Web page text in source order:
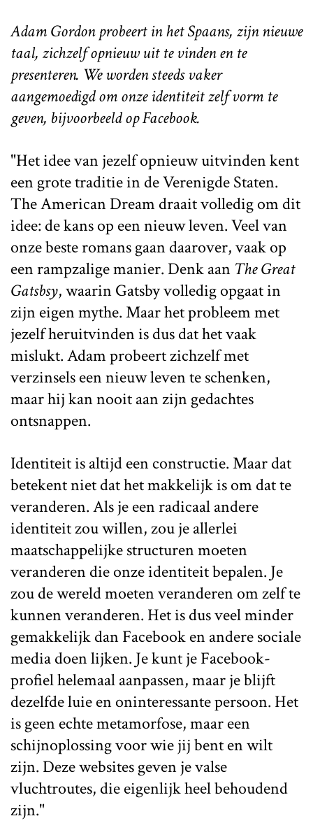
Adam Gordon probeert in het Spaans, zijn nieuwe
taal, zichzelf opnieuw uit te vinden en te
presenteren. We worden steeds vaker
aangemoedigd om onze identiteit zelf vorm te
geven, bijvoorbeeld op Facebook.
"Het idee van jezelf opnieuw uitvinden kent
een grote traditie in de Verenigde Staten.
The American Dream draait volledig om dit
idee: de kans op een nieuw leven. Veel van
onze beste romans gaan daarover, vaak op
een rampzalige manier. Denk aan The Great
Gatsbsy, waarin Gatsby volledig opgaat in
zijn eigen mythe. Maar het probleem met
jezelf heruitvinden is dus dat het vaak
mislukt. Adam probeert zichzelf met
verzinsels een nieuw leven te schenken,
maar hij kan nooit aan zijn gedachtes
ontsnappen.
Identiteit is altijd een constructie. Maar dat
betekent niet dat het makkelijk is om dat te
veranderen. Als je een radicaal andere
identiteit zou willen, zou je allerlei
maatschappelijke structuren moeten
veranderen die onze identiteit bepalen. Je
zou de wereld moeten veranderen om zelf te
kunnen veranderen. Het is dus veel minder
gemakkelijk dan Facebook en andere sociale
media doen lijken. Je kunt je Facebook-
profiel helemaal aanpassen, maar je blijft
dezelfde luie en oninteressante persoon. Het
is geen echte metamorfose, maar een
schijnoplossing voor wie jij bent en wilt
zijn. Deze websites geven je valse
vluchtroutes, die eigenlijk heel behoudend
zijn."